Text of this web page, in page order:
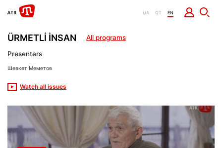
UA QT EN
ÜRMETLİ İNSAN All programs
Presenters
Шевкет Меметов
Watch all issues